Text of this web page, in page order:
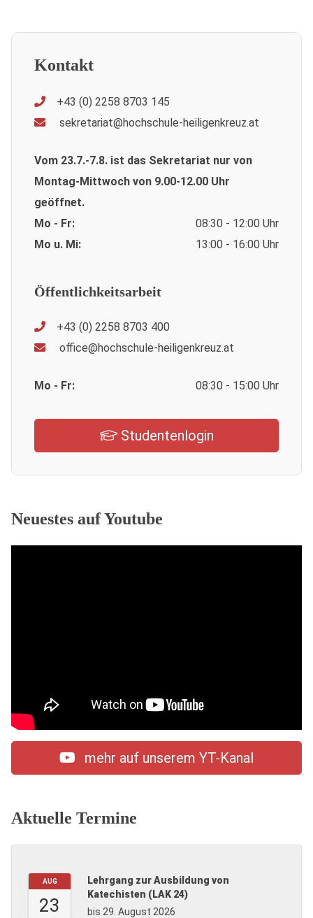
Kontakt
+43 (0) 2258 8703 145
sekretariat@hochschule-heiligenkreuz.at
Vom 23.7.-7.8. ist das Sekretariat nur von
Montag-Mittwoch von 9.00-12.00 Uhr
geöffnet.
Mo - Fr:
08:30 - 12:00 Uhr
Mo u. Mi:
13:00 - 16:00 Uhr
Öffentlichkeitsarbeit
+43 (0) 2258 8703 400
office@hochschule-heiligenkreuz.at
Mo - Fr: 08:30 - 15:00 Uhr
Studentenlogin
Neuestes auf Youtube
mehr auf unserem YT-Kanal
Aktuelle Termine
AUG
23
Lehrgang zur Ausbildung von
Katechisten (LAK 24)
bis 29. August 2026